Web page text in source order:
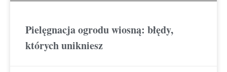
Pielęgnacja ogrodu wiosną: błędy,
których unikniesz